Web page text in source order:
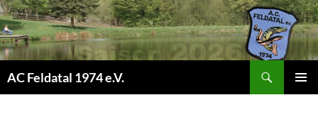
AC Feldatal 1974 e.V.
0:00
1:00
2:00